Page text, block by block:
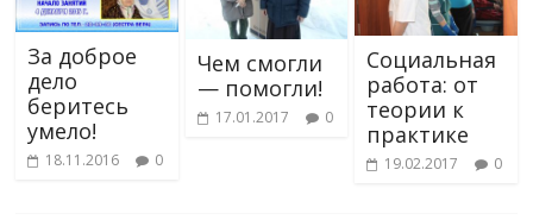
За доброе
дело
беритесь
умело!
18.11.2016 0
Чем смогли
— помогли!
17.01.2017 0
Социальная
работа: от
теории к
практике
19.02.2017 0